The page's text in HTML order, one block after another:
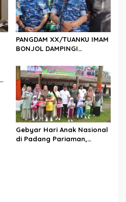
PANGDAM XX/TUANKU IMAM
BONJOL DAMPINGI
AU KE-79 DI LANUD SUTAN
SJAHRIR
Gebyar Hari Anak Nasional
di Padang Pariaman,